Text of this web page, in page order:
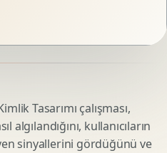
Tasarımı çalışması,
kullanıcıların
sinyallerini gördüğünü ve